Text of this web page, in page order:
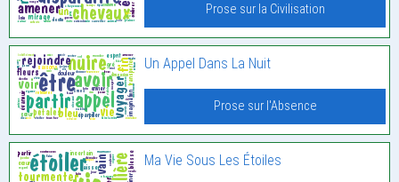
Prose sur la Civilisation
Un Appel Dans La Nuit
Prose sur l'Absence
Ma Vie Sous Les Étoiles